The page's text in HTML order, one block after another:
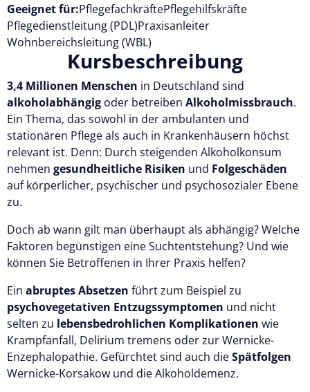
Geeignet für:PflegefachkräftePflegehilfskräfte
Pflegedienstleitung (PDL)Praxisanleiter
Wohnbereichsleitung (WBL)
Kursbeschreibung
3,4 Millionen Menschen in Deutschland sind
alkoholabhängig oder betreiben Alkoholmissbrauch.
Ein Thema, das sowohl in der ambulanten und
stationären Pflege als auch in Krankenhäusern höchst
relevant ist. Denn: Durch steigenden Alkoholkonsum
nehmen gesundheitliche Risiken und Folgeschäden
auf körperlicher, psychischer und psychosozialer Ebene
zu.
Doch ab wann gilt man überhaupt als abhängig? Welche
Faktoren begünstigen eine Suchtentstehung? Und wie
können Sie Betroffenen in Ihrer Praxis helfen?
Ein abruptes Absetzen führt zum Beispiel zu
psychovegetativen Entzugssymptomen und nicht
selten zu lebensbedrohlichen Komplikationen wie
Krampfanfall, Delirium tremens oder zur Wernicke-
Enzephalopathie. Gefürchtet sind auch dieSpätfolgen
Wernicke-Korsakow und die Alkoholdemenz.